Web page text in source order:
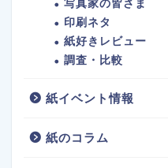
写真家の皆さま
印刷ネタ
紙好きレビュー
調査・比較
紙イベント情報
紙のコラム